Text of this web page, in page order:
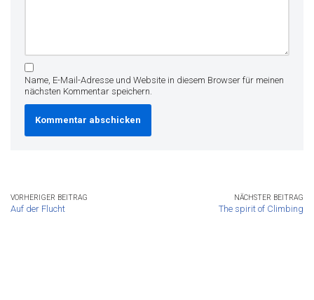
Name, E-Mail-Adresse und Website in diesem Browser für meinen
nächsten Kommentar speichern.
VORHERIGER BEITRAG
Auf der Flucht
NÄCHSTER BEITRAG
The spirit of Climbing